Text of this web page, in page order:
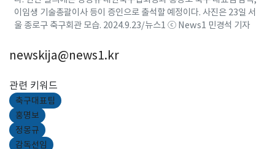
이임생 기술총괄이사 등이 증인으로 출석할 예정이다. 사진은 23일 서
울 종로구 축구회관 모습. 2024.9.23/뉴스1 ⓒ News1 민경석 기자
newskija@news1.kr
관련 키워드
축구대표팀
홍명보
정몽규
감독선임